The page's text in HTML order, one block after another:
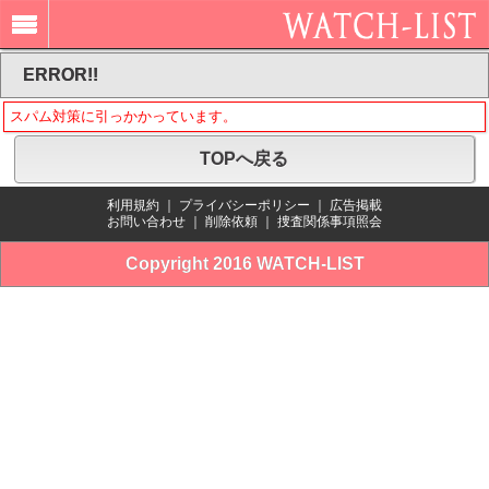
ERROR!!
スパム対策に引っかかっています。
TOPへ戻る
利用規約 プライバシーポリシー
広告掲載
お問い合わせ
削除依頼 捜査関係事項照会
Copyright 2016 WATCH-LIST